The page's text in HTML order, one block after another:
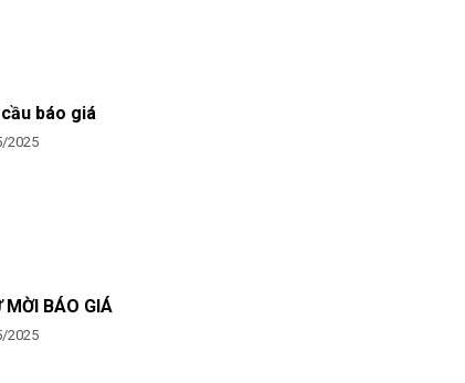
báo giá
2025
MỜI BÁO GIÁ
2025